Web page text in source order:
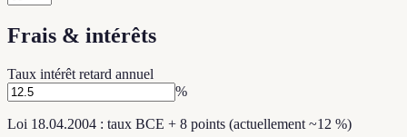
Frais & intérêts
Taux intérêt retard annuel
%
Loi 18.04.2004 : taux BCE + 8 points (actuellement ~12 %)